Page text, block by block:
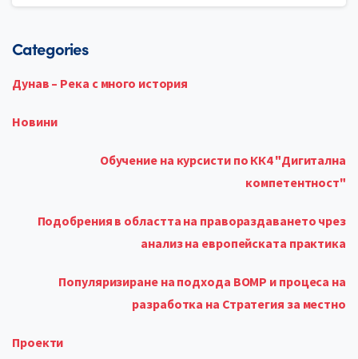
Categories
Дунав – Река с много история
Новини
Обучение на курсисти по КК4 "Дигитална
компетентност"
Подобрения в областта на правораздаването чрез
анализ на европейската практика
Популяризиране на подхода ВОМР и процеса на
разработка на Стратегия за местно
Проекти